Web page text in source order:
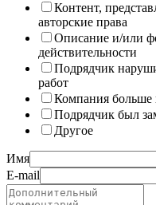
Контент,
авторские права
Описание и/или
действительности
Подрядчик
работ
Компания больше
Подрядчик был
Другое
Имя
E-mail